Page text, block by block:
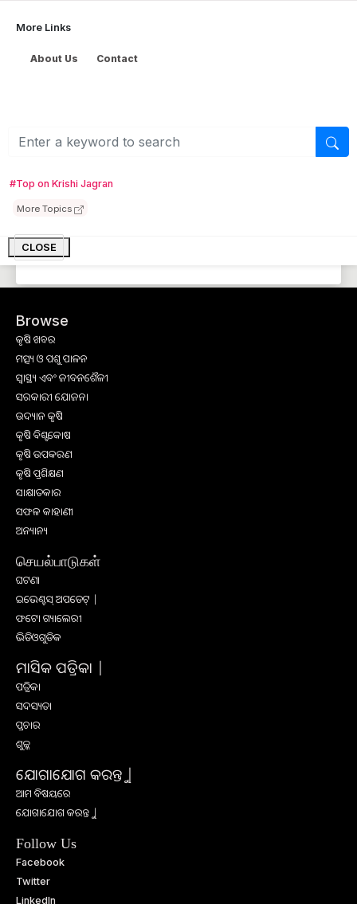
More Links
About Us Contact
#Top on Krishi Jagran
More Topics
CLOSE
Browse
କୃଷି ଖବର
ମତ୍ସ୍ୟ ଓ ପଶୁ ପାଳନ
ସ୍ୱାସ୍ଥ୍ୟ ଏବଂ ଜୀବନଶୈଳୀ
ସରକାରୀ ଯୋଜନା
ଉଦ୍ୟାନ କୃଷି
କୃଷି ବିଶ୍ବକୋଷ
କୃଷି ଉପକରଣ
କୃଷି ପ୍ରଶିକ୍ଷଣ
ସାକ୍ଷାତକାର
ସଫଳ କାହାଣୀ
ଅନ୍ୟାନ୍ୟ
செயல்பாடுகள்
ଘଟଣା
ଇଭେଣ୍ଟସ୍ ଅପଡେଟ୍ |
ଫଟୋ ଗ୍ୟାଲେରୀ
ଭିଡିଓଗୁଡିକ
ମାସିକ ପତ୍ରିକା |
ପତ୍ରିକା
ସଦସ୍ୟତା
ପ୍ରଚାର
ଶୁଳ୍କ
ଯୋଗାଯୋଗ କରନ୍ତୁ |
ଆମ ବିଷୟରେ
ଯୋଗାଯୋଗ କରନ୍ତୁ |
Follow Us
Facebook
Twitter
LinkedIn